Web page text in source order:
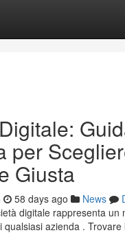
per
Giusta
58 days ago News
digitale rappresenta un
qualsiasi azienda .